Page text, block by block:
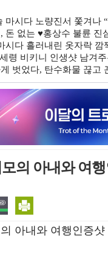
마시다 노량진서 쫓겨나
돈 없는 ♥홍상수 불륜
시다 흘러내린 옷자락
령 비키니 인생샷 남겨
벗었다, 탄수화물 끊고
의 아내와 여
아내와 여행인증샷